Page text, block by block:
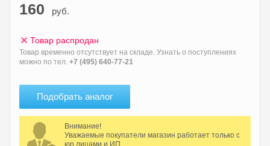
160 руб.
Товар распродан
Товар временно отсутствует на складе. Узнать о поступлениях
можно по тел. +7 (495) 640-77-21
Подобрать аналог
Внимание!
Уважаемые покупатели магазин работает только с
юр.лицами и ИП